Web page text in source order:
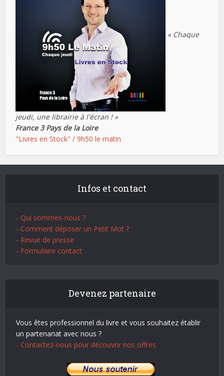
« Chaque
jeudi, une librairie à l'écran ! »
France 3 Pays de la Loire
"Livres en Stock" / 9h50 le matin
Infos et contact
- Qui sommes-nous ?
- Comment déposer un Petit Mot ?
- Revue de presse
- Formulaire contact
Devenez partenaire
Vous êtes professionnel du livre et vous souhaitez établir
un partenariat avec nous ?
- Contactez-nous pour découvrir nos offres